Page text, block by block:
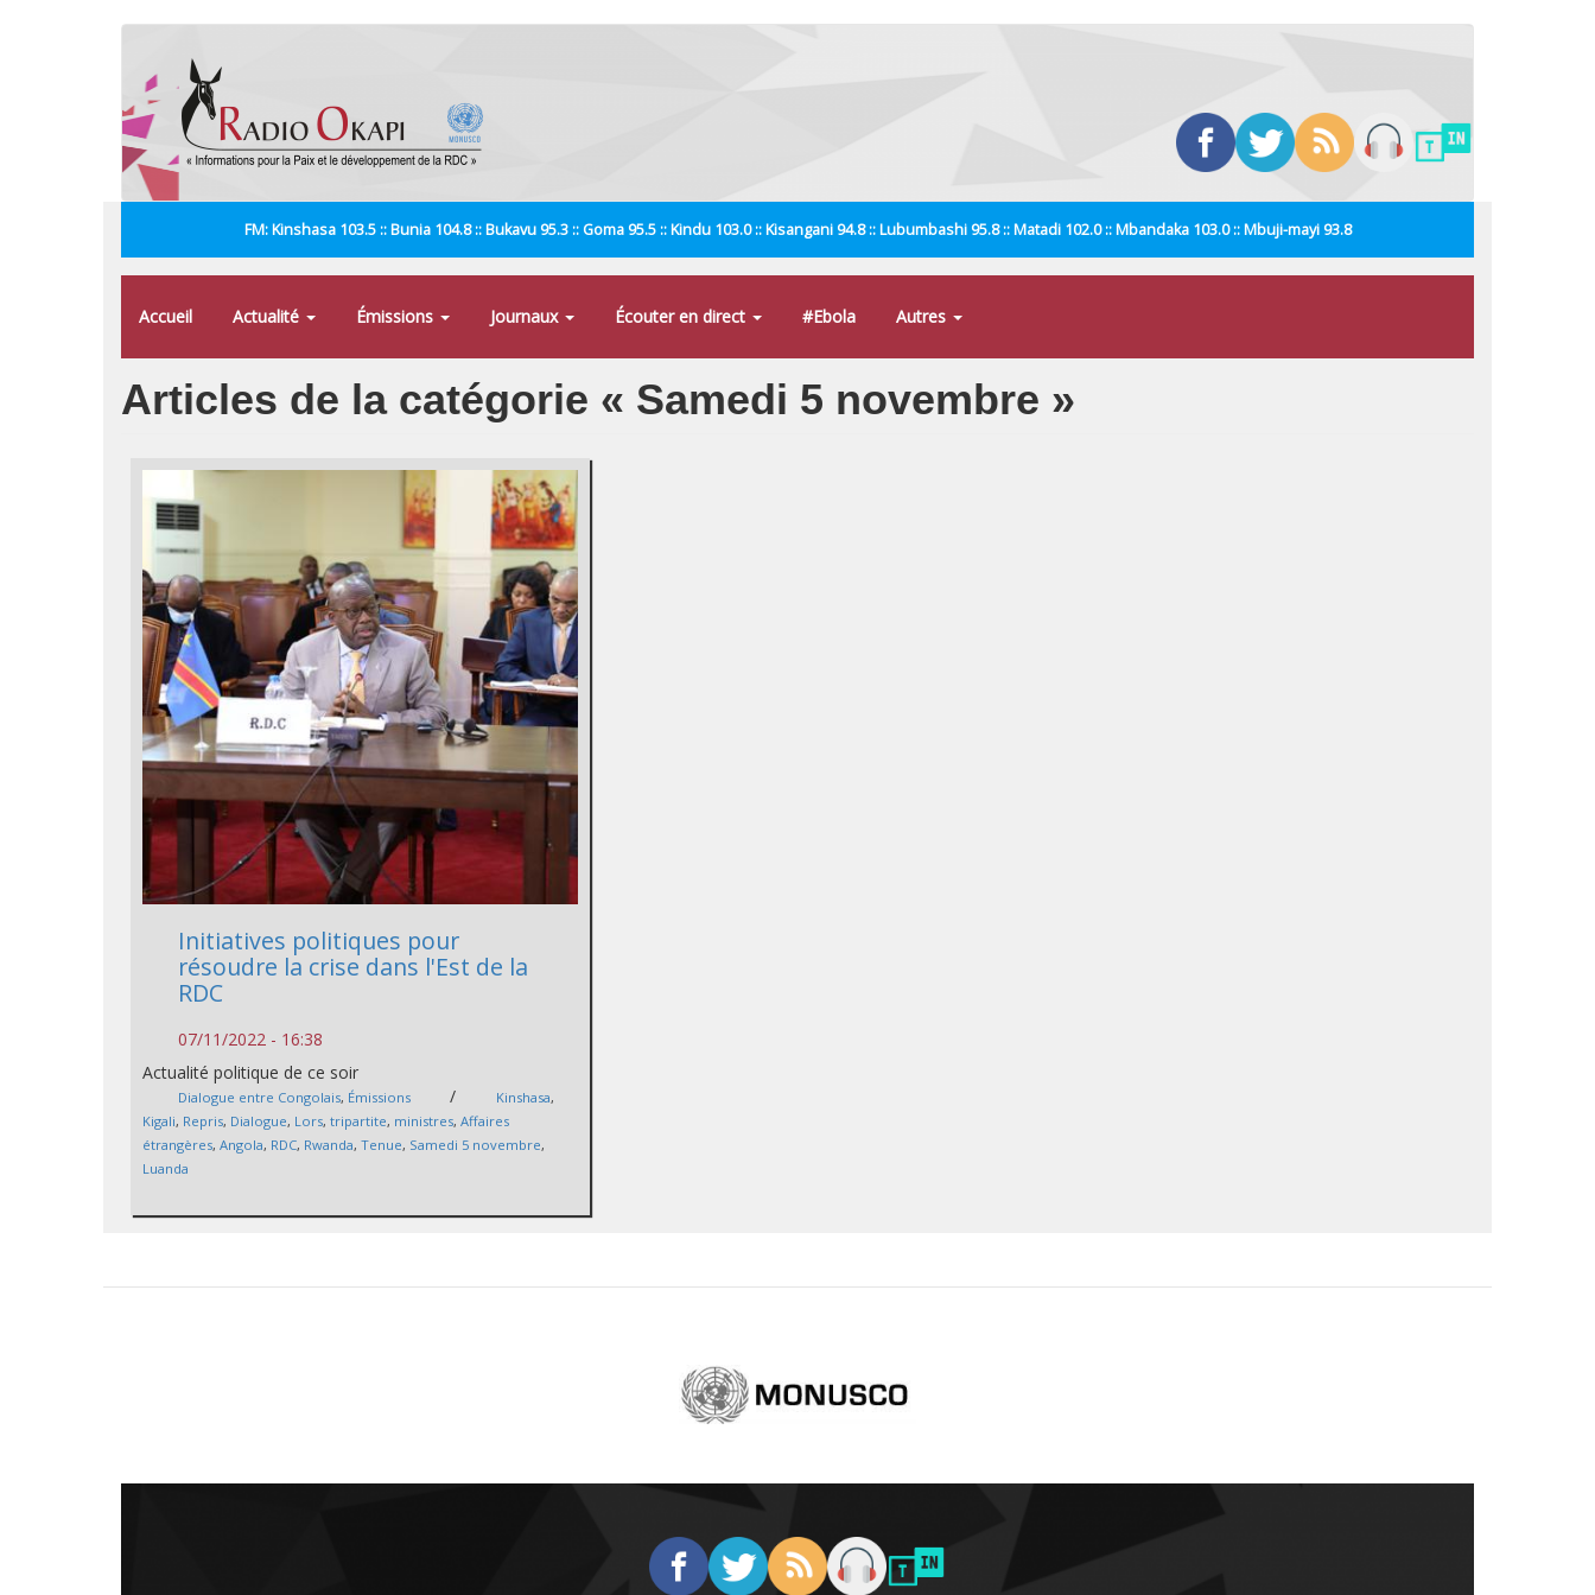
FM: Kinshasa 103.5 :: Bunia 104.8 :: Bukavu 95.3 :: Goma 95.5 :: Kindu 103.0 :: Kisangani 94.8 :: Lubumbashi 95.8 :: Matadi 102.0 :: Mbandaka 103.0 :: Mbuji-mayi 93.8
Accueil Actualité Émissions Journaux Écouter en direct #Ebola Autres
Articles de la catégorie « Samedi 5 novembre »
Initiatives politiques pour
résoudre la crise dans l'Est de la
RDC
07/11/2022 - 16:38
Actualité politique de ce soir
Dialogue entre Congolais, Émissions / Kinshasa,
Kigali, Repris, Dialogue, Lors,tripartite, ministres,Affaires
étrangères,Angola, RDC, Rwanda,Tenue, Samedi 5 novembre,
Luanda